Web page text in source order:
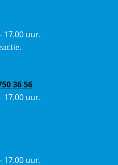
17.00 uur.
36 56
17.00 uur.
17.00 uur.